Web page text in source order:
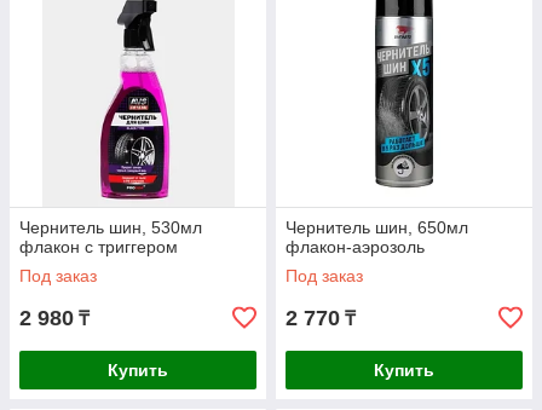
Чернитель шин, 530мл
флакон с триггером
Под заказ
2 980 ₸
Купить
Чернитель шин, 650мл
флакон-аэрозоль
Под заказ
2 770 ₸
Купить